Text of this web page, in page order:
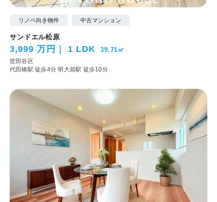
リノベ向き物件 中古マンション
サンドエル松原
3,999 万円 1 LDK 39.71㎡
世田谷区
代田橋駅 徒歩4分明大前駅 徒歩10分